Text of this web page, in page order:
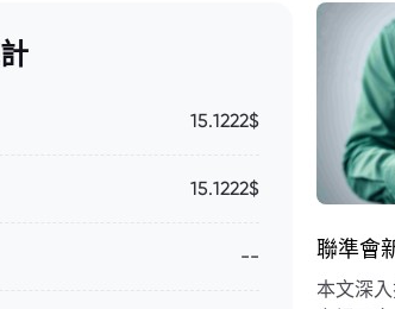
15.1222$
15.1222$
-- 聯準會
本文深